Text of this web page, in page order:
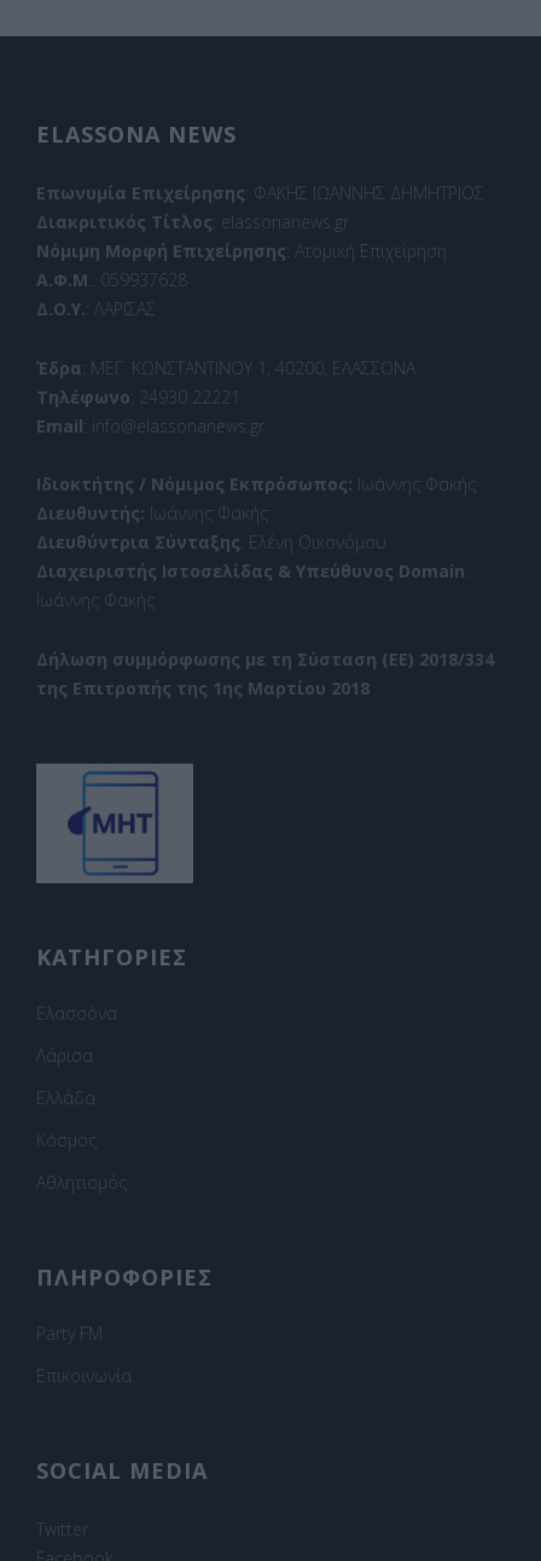
ELASSONA NEWS
Επωνυμία Επιχείρησης: ΦΑΚΗΣ ΙΩΑΝΝΗΣ ΔΗΜΗΤΡΙΟΣ
Διακριτικός Τίτλος: elassonanews.gr
Νόμιμη Μορφή Επιχείρησης: Ατομική Επιχείρηση
Α.Φ.Μ.: 059937628
Δ.Ο.Υ.: ΛΑΡΙΣΑΣ
Έδρα: ΜΕΓ. ΚΩΝΣΤΑΝΤΙΝΟΥ 1, 40200, ΕΛΑΣΣΟΝΑ
Τηλέφωνο: 24930 22221
Email: info@elassonanews.gr
Ιδιοκτήτης / Νόμιμος Εκπρόσωπος: Ιωάννης Φακής
Διευθυντής: Ιωάννης Φακής
Διευθύντρια Σύνταξης: Ελένη Οικονόμου
Διαχειριστής Ιστοσελίδας & Υπεύθυνος Domain:
Ιωάννης Φακής
Δήλωση συμμόρφωσης με τη Σύσταση (ΕΕ) 2018/334
της Επιτροπής της 1ης Μαρτίου 2018
ΚΑΤΗΓΟΡΙΕΣ
Ελασσόνα
Λάρισα
Ελλάδα
Κόσμος
Αθλητισμός
ΠΛΗΡΟΦΟΡΙΕΣ
Party FM
Επικοινωνία
SOCIAL MEDIA
Twitter